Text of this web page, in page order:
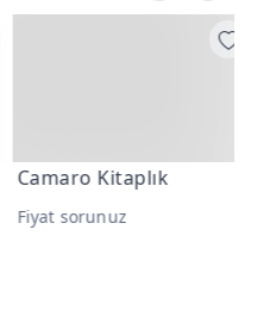
Camaro Kitaplık
Fiyat sorunuz